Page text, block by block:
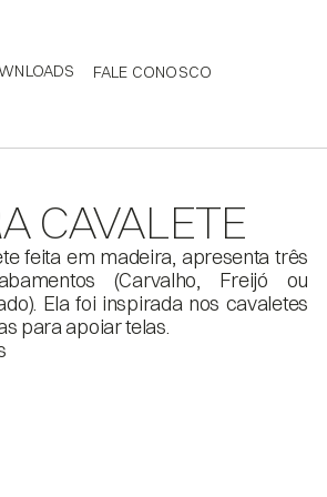
FALE CONOSCO
CAVALETE
feita em madeira, apresenta três
(Carvalho, Freijó ou
Ela foi inspirada nos cavaletes